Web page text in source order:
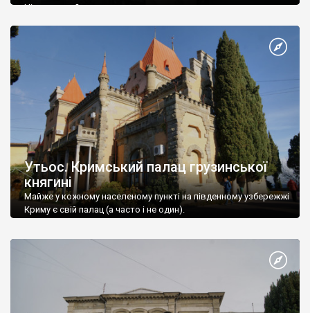
Ніжин греки?
Утьос. Кримський палац грузинської
княгині
Майже у кожному населеному пункті на південному узбережжі
Криму є свій палац (а часто і не один).